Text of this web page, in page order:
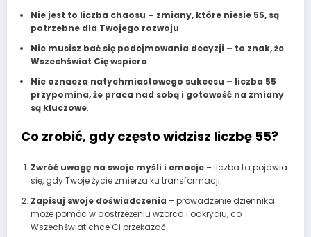
Nie jest to liczba chaosu – zmiany, które niesie 55, są
potrzebne dla Twojego rozwoju.
Nie musisz bać się podejmowania decyzji – to znak, że
Wszechświat Cię wspiera.
Nie oznacza natychmiastowego sukcesu – liczba 55
przypomina, że praca nad sobą i gotowość na zmiany
są kluczowe.
Co zrobić, gdy często widzisz liczbę 55?
Zwróć uwagę na swoje myśli i emocje– liczba ta pojawia
się, gdy Twoje życie zmierza ku transformacji.
Zapisuj swoje doświadczenia – prowadzenie dziennika
może pomóc w dostrzeżeniu wzorca i odkryciu, co
Wszechświat chce Ci przekazać.